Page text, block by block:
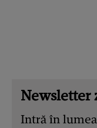
Newsletter
Intră în lumea